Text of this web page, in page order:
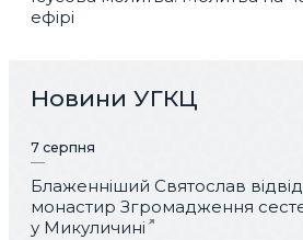
ефірі
Новини УГКЦ
7 серпня
Блаженніший Святослав
монастир Згромадження
у Микуличині